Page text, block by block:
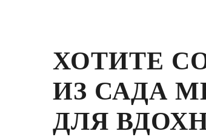
ХОТИТЕ
ИЗ САДА
ДЛЯ